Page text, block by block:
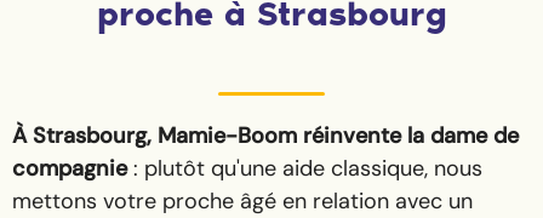
proche à Strasbourg
À Strasbourg, Mamie-Boom réinvente la dame de
compagnie: plutôt qu'une aide classique, nous
mettons votre proche âgé en relation avec un